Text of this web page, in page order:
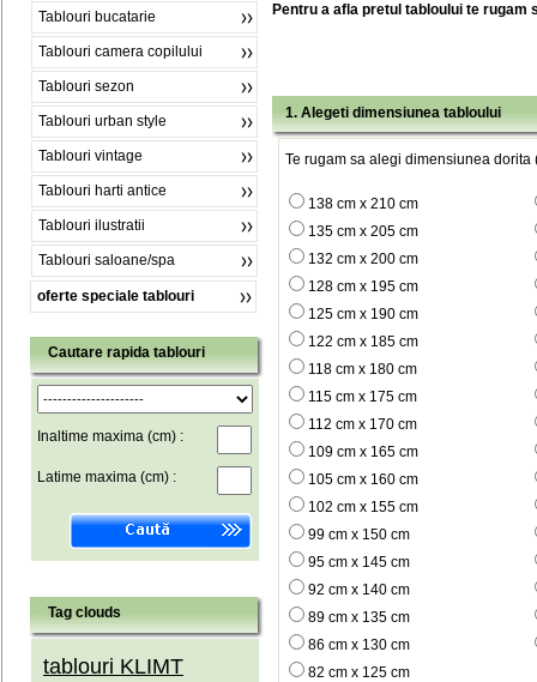
Tablouri bucatarie
Tablouri camera copilului
Tablouri sezon
Tablouri urban style
Tablouri vintage
Tablouri harti antice
Tablouri ilustratii
Tablouri saloane/spa
oferte speciale tablouri
Cautare rapida tablouri
Inaltime maxima (cm) :
Latime maxima (cm) :
Tag clouds
tablouri KLIMT
Pentru a afla pretul tabloului te rugam
1. Alegeti dimensiunea tabloului
Te rugam sa alegi dimensiunea dorita
138 cm x 210 cm
135 cm x 205 cm
132 cm x 200 cm
128 cm x 195 cm
125 cm x 190 cm
122 cm x 185 cm
118 cm x 180 cm
115 cm x 175 cm
112 cm x 170 cm
109 cm x 165 cm
105 cm x 160 cm
102 cm x 155 cm
99 cm x 150 cm
95 cm x 145 cm
92 cm x 140 cm
89 cm x 135 cm
86 cm x 130 cm
82 cm x 125 cm